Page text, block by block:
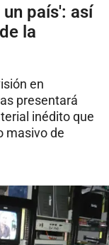
país': así
la
en
presentará
inédito que
masivo de